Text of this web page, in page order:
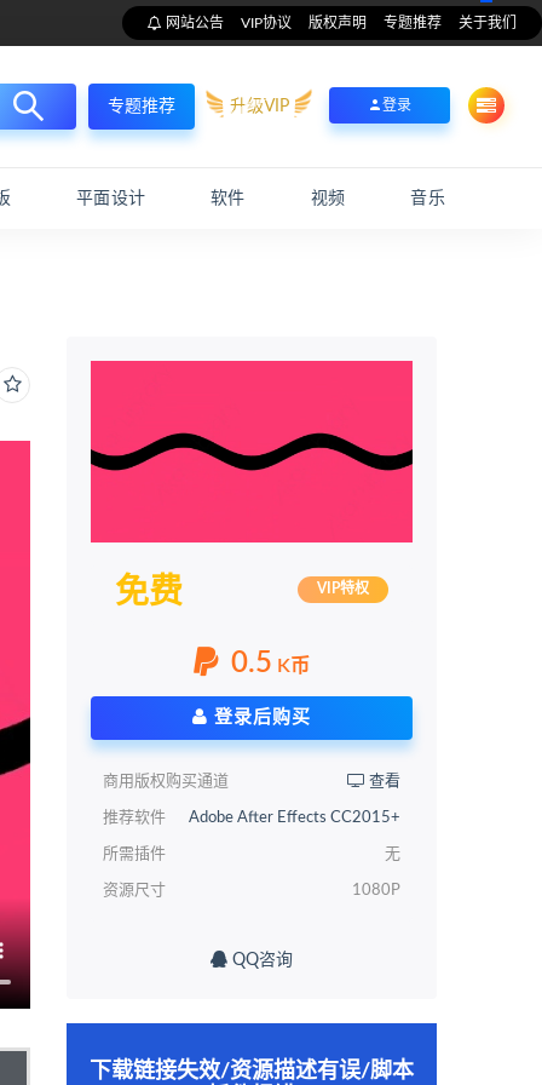
网站公告 VIP协议 版权声明 专题推荐 关于我们
专题推荐 升级VIP 登录
平面设计 软件 视频 音乐
免费 VIP特权
0.5 K币
登录后购买
商用版权购买通道 查看
推荐软件 Adobe After Effects CC2015+
所需插件 无
资源尺寸 1080P
QQ咨询
下载链接失效/资源描述有误/脚本